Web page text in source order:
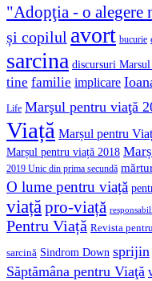
"Adopţia - o alegere
și copilul avort bucurie
sarcina discursuri
tine familie implicare
Life Marşul pentru viaţă
Viață Marșul pentru
Marșul pentru viață 2018
2019 Unic din prima secundă
O lume pentru viață
viațăpro-viață
Pentru Viață Revista
sarcină Sindrom Down sprijin
Săptămâna pentru Viaţă